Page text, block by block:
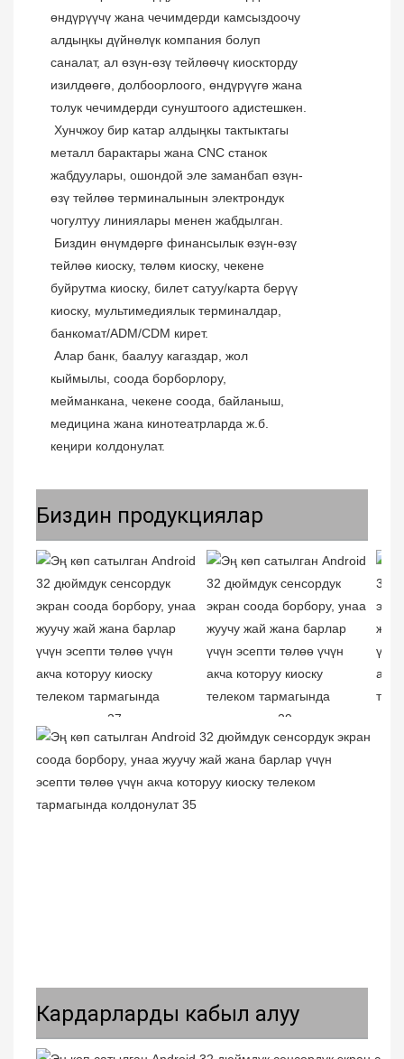
өндүрүүчү жана чечимдерди камсыздоочу
алдыңкы дүйнөлүк компания болуп
саналат, ал өзүн-өзү тейлөөчү киоскторду
изилдөөгө, долбоорлоого, өндүрүүгө жана
толук чечимдерди сунуштоого адистешкен.
металл барактары жана CNC станок
жабдуулары, ошондой эле заманбап өзүн-
өзү тейлөө терминалынын электрондук
чогултуу линиялары менен жабдылган.
тейлөө киоску, төлөм киоску, чекене
буйрутма киоску, билет сатуу/карта берүү
киоску, мультимедиялык терминалдар,
банкомат/ADM/CDM кирет.
кыймылы, соода борборлору,
мейманкана, чекене соода, байланыш,
медицина жана кинотеатрларда ж.б.
кеңири колдонулат.
Биздин продукциялар
Кардарларды кабыл алуу